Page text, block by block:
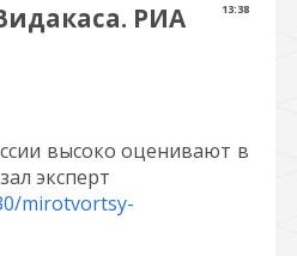
13:38
РИА
высоко оценивают в
эксперт
mirotvortsy-